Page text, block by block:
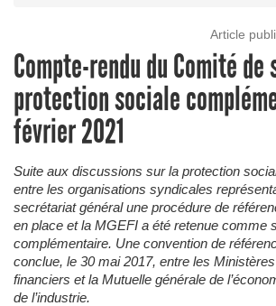
Article
Compte-rendu du Comité
protection sociale
février 2021
Suite aux discussions sur la protection
entre les organisations syndicales
secrétariat général une procédure de
en place et la MGEFI a été retenue comme
complémentaire. Une convention de
conclue, le 30 mai 2017, entre les
financiers et la Mutuelle générale de
de l’industrie.